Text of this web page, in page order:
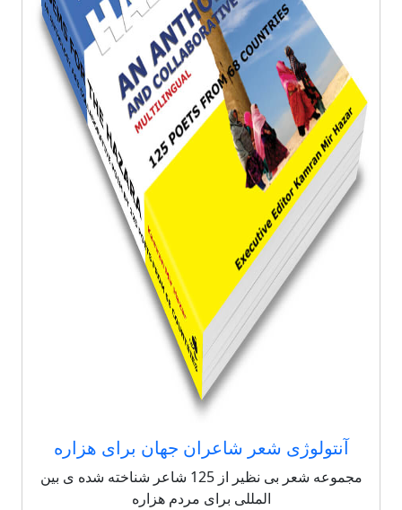
آنتولوژی شعر شاعران جهان برای هزاره
مجموعه شعر بی نظیر از 125 شاعر شناخته شده ی بین
المللی برای مردم هزاره